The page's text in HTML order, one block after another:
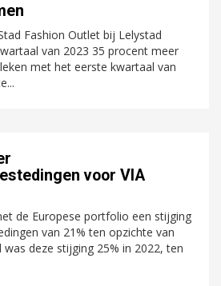
Fashion Outlet bij Lelystad
van 2023 35 procent meer
met het eerste kwartaal van
voor VIA
de Europese portfolio een stijging
van 21% ten opzichte van
was deze stijging 25% in 2022, ten